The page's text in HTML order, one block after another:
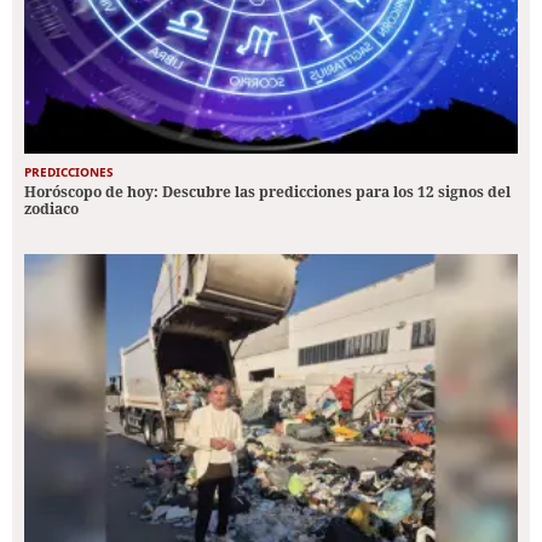
PREDICCIONES
Horóscopo de hoy: Descubre las predicciones para los 12 signos del
zodiaco